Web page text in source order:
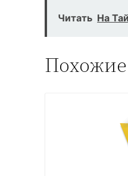
Читать На